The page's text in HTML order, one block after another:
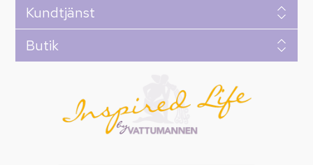
Kundtjänst
Butik